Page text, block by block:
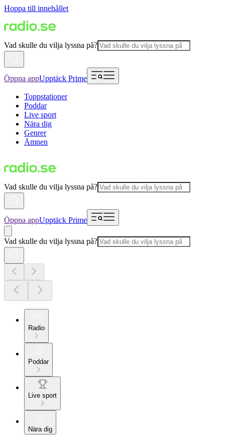
Hoppa till innehållet
Vad skulle du vilja lyssna på?
Öppna appUpptäck Prime
Toppstationer
Poddar
Live sport
Nära dig
Genrer
Ämnen
Vad skulle du vilja lyssna på?
Öppna appUpptäck Prime
Vad skulle du vilja lyssna på?
Radio
Poddar
Live sport
Nära dig